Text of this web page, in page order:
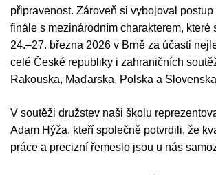
připravenost. Zároveň si vybojoval
finále s mezinárodním charakterem, které
24.–27. března 2026 v Brně za účasti
celé České republiky i zahraničních
Rakouska, Maďarska, Polska a
V soutěži družstev naši školu
Adam Hýža, kteří společně potvrdili, že
práce a precizní řemeslo jsou u nás